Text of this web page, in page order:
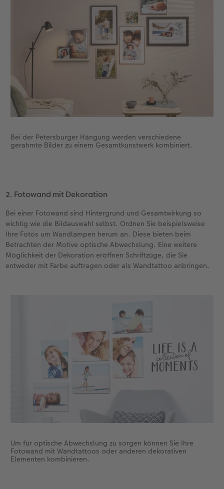
Bei der Petersburger Hängung werden verschiedene
gerahmte Bilder zu einem Gesamtkunstwerk kombiniert.
2. Fotowand mit Dekoration
Bei einer Fotowand sind Hintergrund und Gesamtwirkung so
wichtig wie die Bildauswahl selbst. Ordnen Sie beispielsweise
Ihre Fotos um Wandlampen herum an. Diese bieten beim
Betrachten der Motive optische Abwechslung. Eine weitere
Möglichkeit der Dekoration eröffnen Schriftzüge, die Sie
entweder mit Farbe auftragen oder als Wandtattoo anbringen.
Um für optische Abwechslung zu sorgen können Sie Ihre
Fotowand mit Wandtattoos oder anderen dekorativen
Elementen kombinieren.